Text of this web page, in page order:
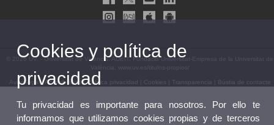
© 2026 UV. - Universitat de València. ADEIT, Fundació Universitat-Empresa de la Universitat de
València. www.uv.es/titulos-propios/
Aviso legal|Accesibilidad|Política privacidad Cookies Transparencia Bústia de contacte
Cookies y política de
privacidad
Tu privacidad es importante para nosotros. Por ello te
informamos que utilizamos cookies propias y de terceros